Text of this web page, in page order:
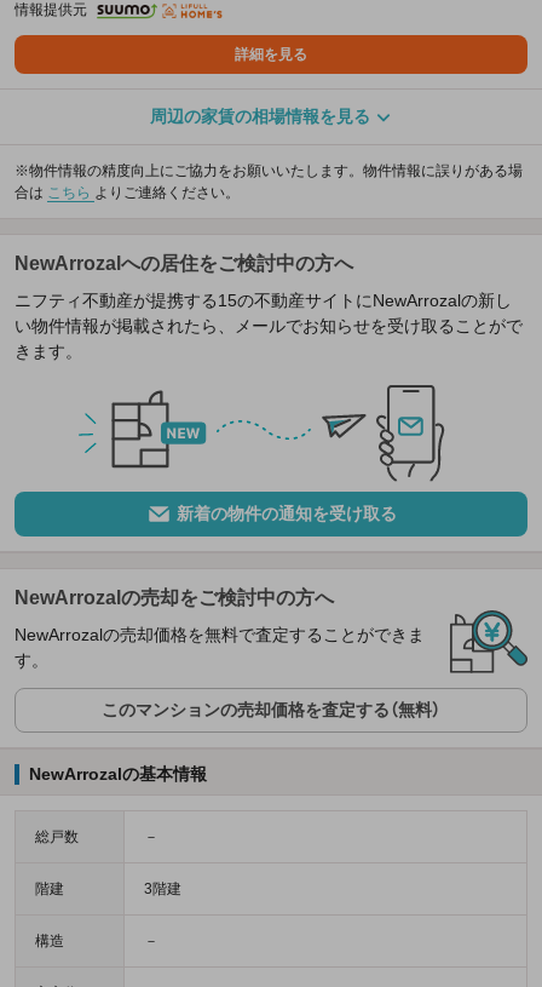
情報提供元
詳細を見る
周辺の家賃の相場情報を見る
※物件情報の精度向上にご協力をお願いいたします。物件情報に誤りがある場
合は こちら よりご連絡ください。
NewArrozalへの居住をご検討中の方へ
ニフティ不動産が提携する15の不動産サイトにNewArrozalの新し
い物件情報が掲載されたら、メールでお知らせを受け取ることがで
きます。
新着の物件の通知を受け取る
NewArrozalの売却をご検討中の方へ
NewArrozalの売却価格を無料で査定することができま
す。
このマンションの売却価格を査定する（無料）
NewArrozalの基本情報
総戸数 －
階建 3階建
構造 －